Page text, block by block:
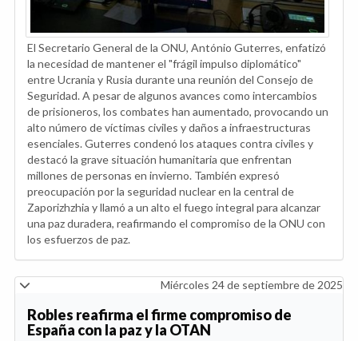
El Secretario General de la ONU, António Guterres, enfatizó
la necesidad de mantener el "frágil impulso diplomático"
entre Ucrania y Rusia durante una reunión del Consejo de
Seguridad. A pesar de algunos avances como intercambios
de prisioneros, los combates han aumentado, provocando un
alto número de víctimas civiles y daños a infraestructuras
esenciales. Guterres condenó los ataques contra civiles y
destacó la grave situación humanitaria que enfrentan
millones de personas en invierno. También expresó
preocupación por la seguridad nuclear en la central de
Zaporizhzhia y llamó a un alto el fuego integral para alcanzar
una paz duradera, reafirmando el compromiso de la ONU con
los esfuerzos de paz.
Miércoles 24 de septiembre de 2025
Robles reafirma el firme compromiso de
España con la paz y la OTAN